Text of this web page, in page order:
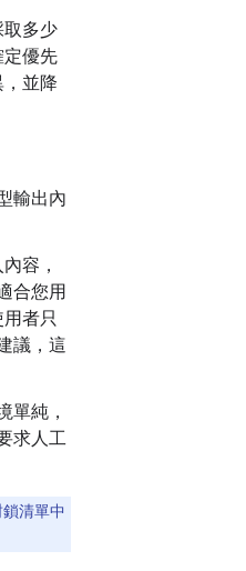
取多少
定優先
並降
輸出內
容，
合您用
者只
議，這
單純，
求人工
清單中